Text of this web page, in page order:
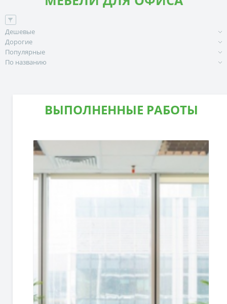
Дешевые
Дорогие
Популярные
По названию
ВЫПОЛНЕННЫЕ РАБОТЫ